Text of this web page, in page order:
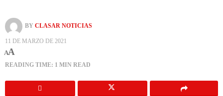
BY CLASAR NOTICIAS
11 DE MARZO DE 2021
AA
READING TIME: 1 MIN READ